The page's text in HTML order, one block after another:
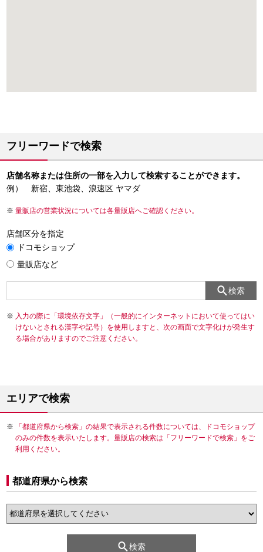
フリーワードで検索
店舗名称または住所の一部を入力して検索することができます。
例） 新宿、東池袋、浪速区 ヤマダ
量販店の営業状況については各量販店へご確認ください。
店舗区分を指定
ドコモショップ
量販店など
検索
入力の際に「環境依存文字」（一般的にインターネットにおいて使ってはい
けないとされる漢字や記号）を使用しますと、次の画面で文字化けが発生す
る場合がありますのでご注意ください。
エリアで検索
「都道府県から検索」の結果で表示される件数については、ドコモショップ
のみの件数を表示いたします。量販店の検索は「フリーワードで検索」をご
利用ください。
都道府県から検索
検索